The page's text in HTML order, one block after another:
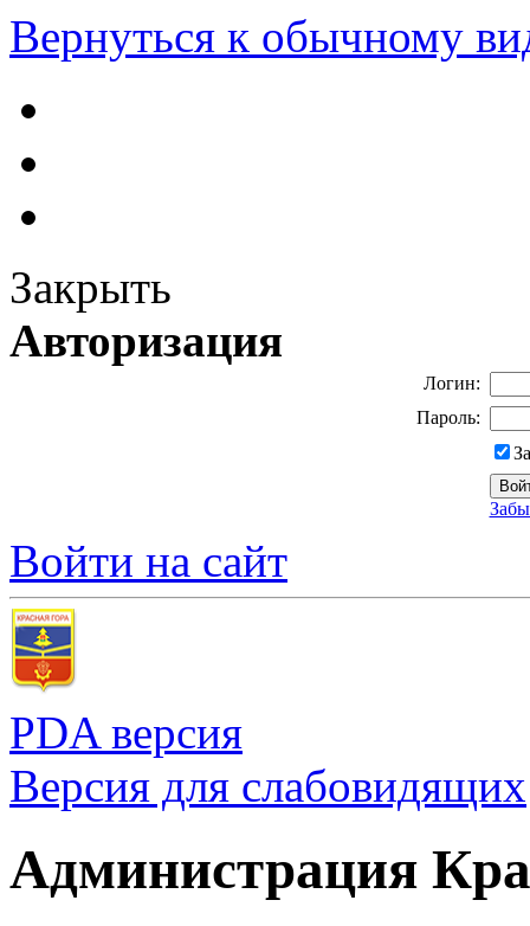
Вернуться к обычному
Закрыть
Авторизация
Логин:
Пароль:
Войти на сайт
PDA версия
Версия для слабовидящих
Администрация